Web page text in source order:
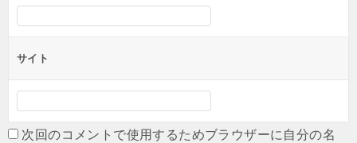
サイト
次回のコメントで使用するためブラウザーに自分の名